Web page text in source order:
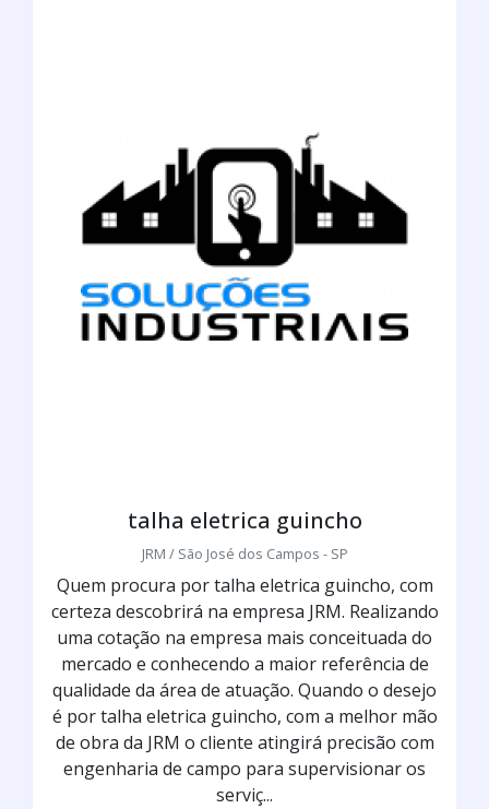
talha eletrica guincho
JRM / São José dos Campos - SP
Quem procura por talha eletrica guincho, com
certeza descobrirá na empresa JRM. Realizando
uma cotação na empresa mais conceituada do
mercado e conhecendo a maior referência de
qualidade da área de atuação. Quando o desejo
é por talha eletrica guincho, com a melhor mão
de obra da JRM o cliente atingirá precisão com
engenharia de campo para supervisionar os
serviç...